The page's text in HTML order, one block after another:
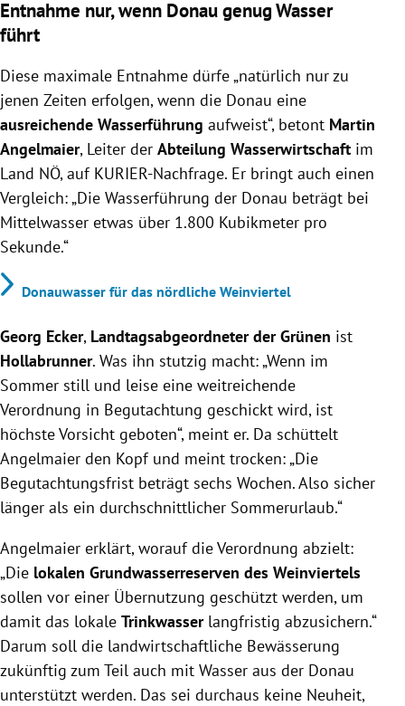
Entnahme nur, wenn Donau genug Wasser
führt
Diese maximale Entnahme dürfe „natürlich nur zu
jenen Zeiten erfolgen, wenn die Donau eine
ausreichende Wasserführung aufweist“, betont Martin
Angelmaier, Leiter der Abteilung Wasserwirtschaft im
Land NÖ, auf KURIER-Nachfrage. Er bringt auch einen
Vergleich: „Die Wasserführung der Donau beträgt bei
Mittelwasser etwas über 1.800 Kubikmeter pro
Sekunde.“
Donauwasser für das nördliche Weinviertel
Georg Ecker, Landtagsabgeordneter der Grünen ist
Hollabrunner. Was ihn stutzig macht: „Wenn im
Sommer still und leise eine weitreichende
Verordnung in Begutachtung geschickt wird, ist
höchste Vorsicht geboten“, meint er. Da schüttelt
Angelmaier den Kopf und meint trocken: „Die
Begutachtungsfrist beträgt sechs Wochen. Also sicher
länger als ein durchschnittlicher Sommerurlaub.“
Angelmaier erklärt, worauf die Verordnung abzielt:
„Die lokalen Grundwasserreserven des Weinviertels
sollen vor einer Übernutzung geschützt werden, um
damit das lokale Trinkwasserlangfristig abzusichern.“
Darum soll die landwirtschaftliche Bewässerung
zukünftig zum Teil auch mit Wasser aus der Donau
unterstützt werden. Das sei durchaus keine Neuheit,